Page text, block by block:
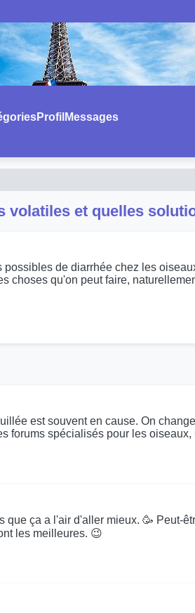
Profil Messages
et quelles
de diarrhée chez les
choses qu'on peut faire,
est souvent en cause. On
spécialisés pour les
ça a l'air d'aller mieux. 🥳 Peut-
les meilleures. 😉